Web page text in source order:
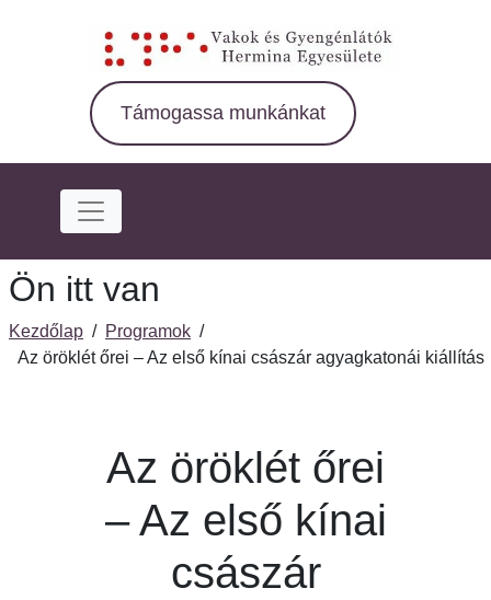
Támogassa munkánkat
Ön itt van
Kezdőlap / Programok /
Az öröklét őrei – Az első kínai császár agyagkatonái kiállítás
Az öröklét őrei
– Az első kínai
császár